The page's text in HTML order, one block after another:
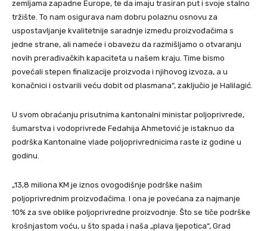
zemljama zapadne Europe, te da imaju trasiran put i svoje stalno
tržište. To nam osigurava nam dobru polaznu osnovu za
uspostavljanje kvalitetnije saradnje između proizvođačima s
jedne strane, ali nameće i obavezu da razmišljamo o otvaranju
novih prerađivačkih kapaciteta u našem kraju. Time bismo
povećali stepen finalizacije proizvoda i njihovog izvoza, a u
konačnici i ostvarili veću dobit od plasmana“, zaključio je Halilagić.
U svom obraćanju prisutnima kantonalni ministar poljoprivrede,
šumarstva i vodoprivrede Fedahija Ahmetović je istaknuo da
podrška Kantonalne vlade poljoprivrednicima raste iz godine u
godinu.
„13,8 miliona KM je iznos ovogodišnje podrške našim
poljoprivrednim proizvođačima. I ona je povećana za najmanje
10% za sve oblike poljoprivredne proizvodnje. Što se tiče podrške
krošnjastom voću, u što spada i naša „plava ljepotica“, Grad